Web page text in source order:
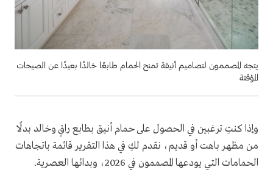
يتجه المصممون لتصاميم أنيقة تمنح الحمام طابعًا خالدًا بعيدًا عن الصيحات
المؤقتة
وإذا كنتِ ترغبين في الحصول على حمام أنيق بطابع راقٍ وخالد بدلًا
من مظهر باهت أو قديم، نقدم لكِ في هذا التقرير قائمة باتجاهات
الحمامات التي يودعها المصممون في 2026، وبدائها العصرية.